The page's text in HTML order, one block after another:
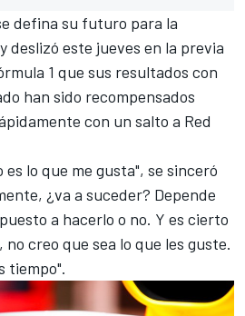
defina su futuro para la
deslizó este jueves en la previa
1 que sus resultados con
han sido recompensados
con un salto a Red
lo que me gusta", se sinceró
¿va a suceder? Depende
a hacerlo o no. Y es cierto
creo que sea lo que les guste.
tiempo".